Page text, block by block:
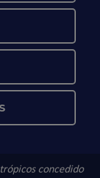
concedido